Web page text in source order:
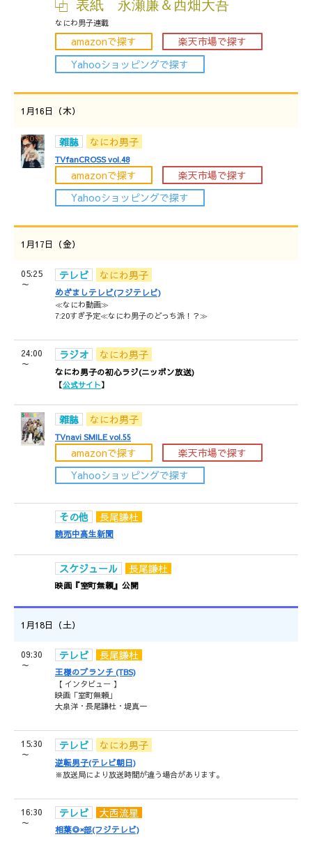
表紙 永瀬廉＆西畑大吾
なにわ男子連載
amazonで探す
楽天市場で探す
Yahooショッピングで探す
1月16日（木）
雑誌 なにわ男子
TVfanCROSS vol.48
amazonで探す
楽天市場で探す
Yahooショッピングで探す
1月17日（金）
05:25
～
テレビ なにわ男子
めざましテレビ(フジテレビ)
≪なにわ動画≫
7:20すぎ予定≪なにわ男子のどっち派！？≫
24:00
～
ラジオ なにわ男子
なにわ男子の初心ラジ(ニッポン放送)
【公式サイト】
雑誌 なにわ男子
TVnavi SMILE vol.55
amazonで探す
楽天市場で探す
Yahooショッピングで探す
その他 長尾謙杜
読売中高生新聞
スケジュール 長尾謙杜
映画『室町無頼』公開
1月18日（土）
09:30
～
テレビ 長尾謙杜
王様のブランチ (TBS)
【 インタビュー 】
映画「室町無頼」
大泉洋・長尾謙杜・堤真一
15:30
～
テレビ なにわ男子
逆転男子(テレビ朝日)
※放送局により放送時間が違う場合があります。
16:30
～
テレビ 大西流星
相葉◎×部(フジテレビ)